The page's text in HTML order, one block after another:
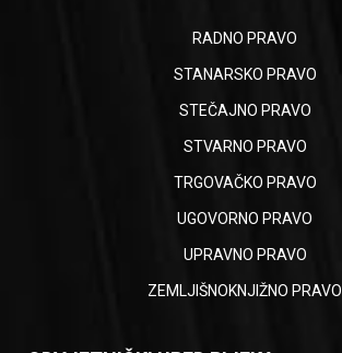
RADNO PRAVO
STANARSKO PRAVO
STEČAJNO PRAVO
STVARNO PRAVO
TRGOVAČKO PRAVO
UGOVORNO PRAVO
UPRAVNO PRAVO
ZEMLJIŠNOKNJIŽNO PRAVO